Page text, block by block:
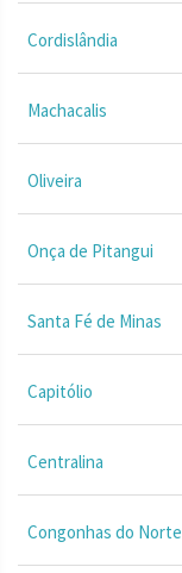
Cordislândia
Machacalis
Oliveira
Onça de Pitangui
Santa Fé de Minas
Capitólio
Centralina
Congonhas do Norte